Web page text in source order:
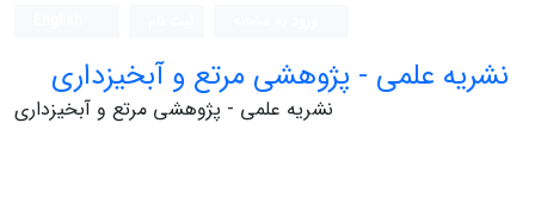
نشریه علمی - پژوهشی مرتع و آبخیزداری
نشریه علمی - پژوهشی مرتع و آبخیزداری